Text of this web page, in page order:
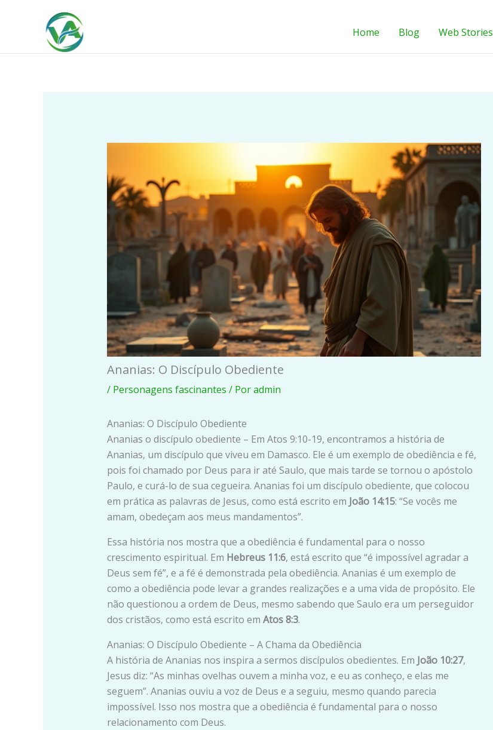
Home Blog Web Stories
Ananias: O Discípulo Obediente
/ Personagens fascinantes / Poradmin
Ananias: O Discípulo Obediente
Ananias o discípulo obediente – Em Atos 9:10-19, encontramos a história de
Ananias, um discípulo que viveu em Damasco. Ele é um exemplo de obediência e fé,
pois foi chamado por Deus para ir até Saulo, que mais tarde se tornou o apóstolo
Paulo, e curá-lo de sua cegueira. Ananias foi um discípulo obediente, que colocou
em prática as palavras de Jesus, como está escrito em João 14:15: “Se vocês me
amam, obedeçam aos meus mandamentos”.
Essa história nos mostra que a obediência é fundamental para o nosso
crescimento espiritual. Em Hebreus 11:6, está escrito que “é impossível agradar a
Deus sem fé”, e a fé é demonstrada pela obediência. Ananias é um exemplo de
como a obediência pode levar a grandes realizações e a uma vida de propósito. Ele
não questionou a ordem de Deus, mesmo sabendo que Saulo era um perseguidor
dos cristãos, como está escrito em Atos 8:3.
Ananias: O Discípulo Obediente – A Chama da Obediência
A história de Ananias nos inspira a sermos discípulos obedientes. Em João 10:27,
Jesus diz: “As minhas ovelhas ouvem a minha voz, e eu as conheço, e elas me
seguem”. Ananias ouviu a voz de Deus e a seguiu, mesmo quando parecia
impossível. Isso nos mostra que a obediência é fundamental para o nosso
relacionamento com Deus.